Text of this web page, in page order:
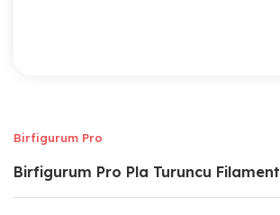
Birfigurum Pro
Birfigurum Pro Pla Turuncu Filament